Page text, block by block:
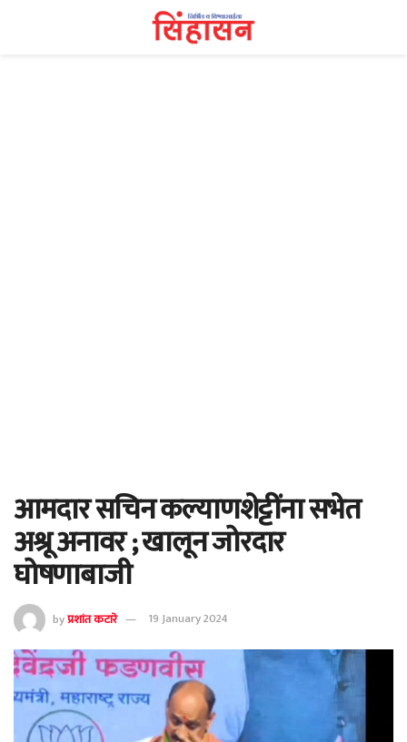
आमदार सचिन कल्याणशेट्टींना सभेत
अश्रू अनावर ; खालून जोरदार
घोषणाबाजी
byप्रशांत कटारे 19 January 2024